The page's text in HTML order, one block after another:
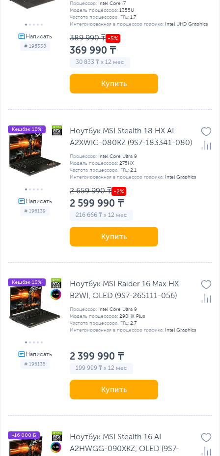
# 196338
Процессор: Intel Core i7
Модель процессора: 1355U
Частота процессора, ГГц: 1.7
Интегрированная в процессор графика: Intel UHD Graphics
389 990 ₸
369 990 ₸
30 833 ₸ x 12 мес
Купить
# 196139
Кешбэк 10%
Ноутбук MSI Stealth 18 HX AI
A2XWIG-080KZ (9S7-183341-080)
Процессор: Intel Core Ultra 9
Модель процессора: 275HX
Частота процессора, ГГц: 2.1
Интегрированная в процессор графика: Intel Graphics
2 659 990 ₸
2 599 990 ₸
216 666 ₸ x 12 мес
Купить
# 196135
Кешбэк 10%
Ноутбук MSI Raider 16 Max HX
B2WI, OLED (9S7-265111-056)
Процессор: Intel Core Ultra 9
Модель процессора: 290HX Plus
Частота процессора, ГГц: 2.7
Интегрированная в процессор графика: Intel Graphics
2 399 990 ₸
199 999 ₸ x 12 мес
Купить
+16 000 Б
Ноутбук MSI Stealth 16 AI
A2HWGG-090XKZ, OLED (9S7-